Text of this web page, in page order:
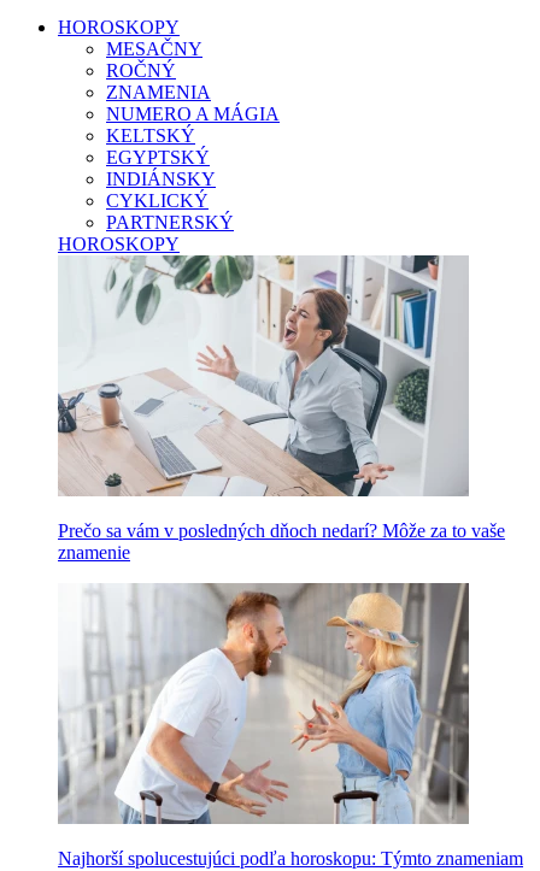
HOROSKOPY
MESAČNY
ROČNÝ
ZNAMENIA
NUMERO A MÁGIA
KELTSKÝ
EGYPTSKÝ
INDIÁNSKY
CYKLICKÝ
PARTNERSKÝ
HOROSKOPY
Prečo sa vám v posledných dňoch nedarí? Môže za to vaše
znamenie
Najhorší spolucestujúci podľa horoskopu: Týmto znameniam